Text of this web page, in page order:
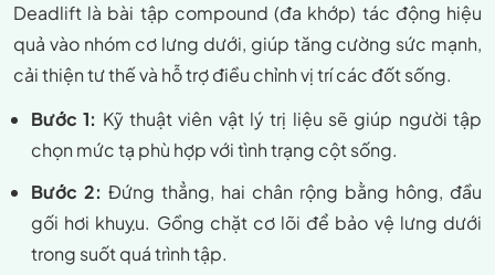
Deadlift là bài tập compound (đa khớp) tác động hiệu
quả vào nhóm cơ lưng dưới, giúp tăng cường sức mạnh,
cải thiện tư thế và hỗ trợ điều chỉnh vị trí các đốt sống.
Bước 1: Kỹ thuật viên vật lý trị liệu sẽ giúp người tập
chọn mức tạ phù hợp với tình trạng cột sống.
Bước 2: Đứng thẳng, hai chân rộng bằng hông, đầu
gối hơi khuỵu. Gồng chặt cơ lõi để bảo vệ lưng dưới
trong suốt quá trình tập.